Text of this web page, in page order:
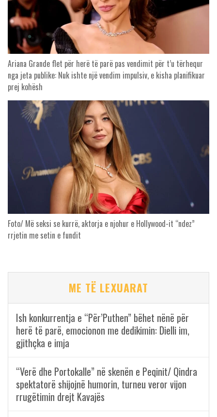
Ariana Grande flet për herë të parë pas vendimit për t’u tërhequr
nga jeta publike: Nuk ishte një vendim impulsiv, e kisha planifikuar
prej kohësh
Foto/ Më seksi se kurrë, aktorja e njohur e Hollywood-it “ndez”
rrjetin me setin e fundit
ME TË LEXUARAT
Ish konkurrentja e “Për’Puthen” bëhet nënë për
herë të parë, emocionon me dedikimin: Dielli im,
gjithçka e imja
“Verë dhe Portokalle” në skenën e Peqinit/ Qindra
spektatorë shijojnë humorin, turneu veror vijon
rrugëtimin drejt Kavajës